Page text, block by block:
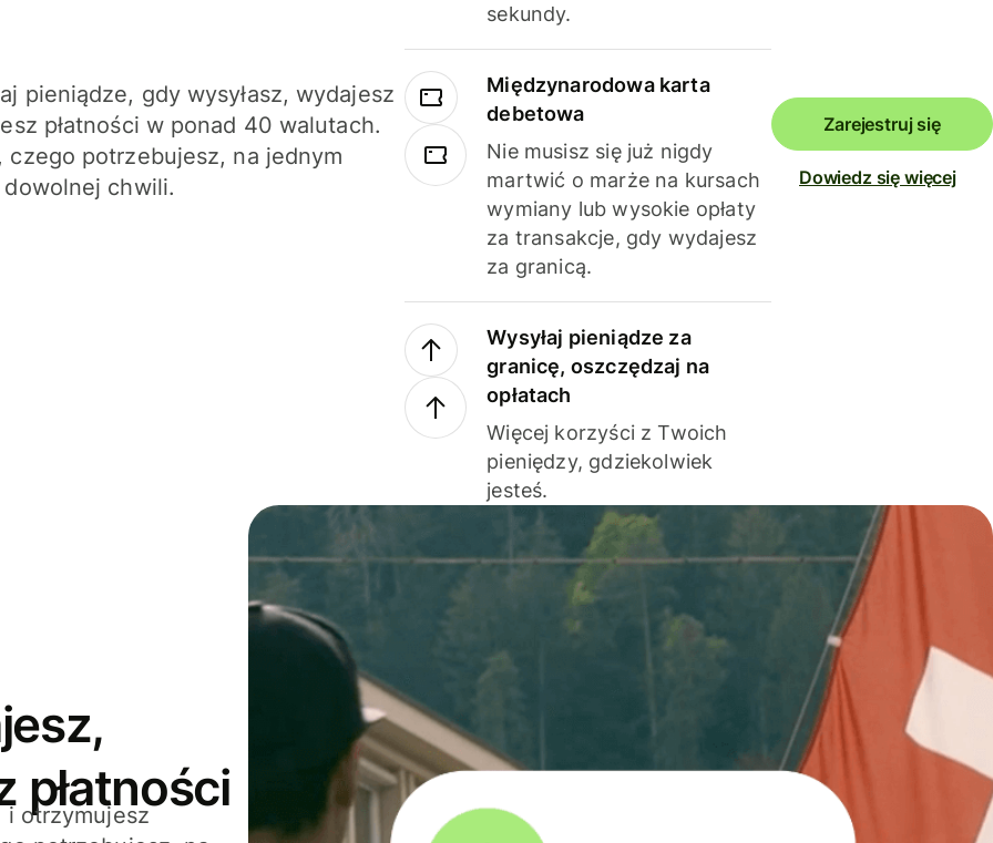
pieniądze, gdy wysyłasz, wydajesz
płatności w ponad 40 walutach.
czego potrzebujesz, na jednym
chwili.
sekundy.
Międzynarodowa karta
debetowa
Nie musisz się już nigdy
martwić o marże na kursach
wymiany lub wysokie opłaty
za transakcje, gdy wydajesz
za granicą.
Wysyłaj pieniądze za
granicę, oszczędzaj na
opłatach
Więcej korzyści z Twoich
pieniędzy, gdziekolwiek
jesteś.
Zarejestruj się
Dowiedz się więcej
płatności
i otrzymujesz